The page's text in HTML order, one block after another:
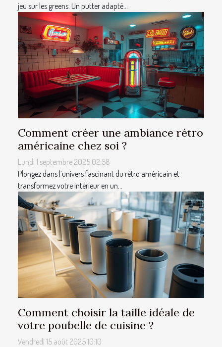
jeu sur les greens. Un putter adapté...
Comment créer une ambiance rétro
américaine chez soi ?
Lundi 1 septembre 2025 02:58
Plongez dans l’univers fascinant du rétro américain et
transformez votre intérieur en un...
Comment choisir la taille idéale de
votre poubelle de cuisine ?
Vendredi 15 août 2025 10:10